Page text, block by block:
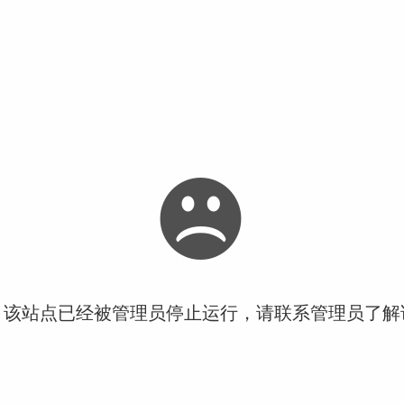
站点已经被管理员停止运行，请联系管理员了